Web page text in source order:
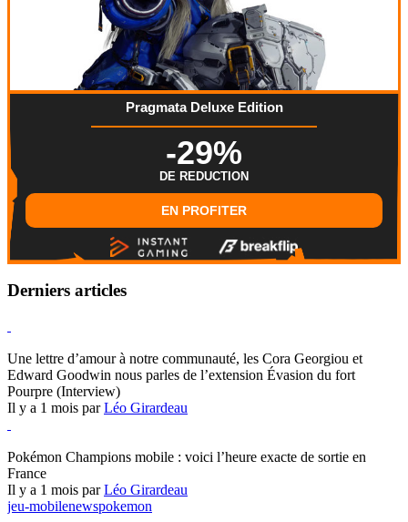
Pragmata Deluxe Edition
-29%
DE REDUCTION
EN PROFITER
Derniers articles
Une lettre d’amour à notre communauté, les Cora Georgiou et
Edward Goodwin nous parles de l’extension Évasion du fort
Pourpre (Interview)
Il y a 1 mois parLéo Girardeau
Pokémon Champions mobile : voici l’heure exacte de sortie en
France
Il y a 1 mois parLéo Girardeau
jeu-mobilenewspokemon